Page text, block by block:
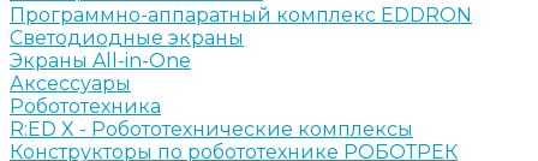
Программно-аппаратный комплекс EDDRON
Светодиодные экраны
Экраны All-in-One
Аксессуары
Робототехника
R:ED X - Робототехнические комплексы
Конструкторы по робототехнике РОБОТРЕК